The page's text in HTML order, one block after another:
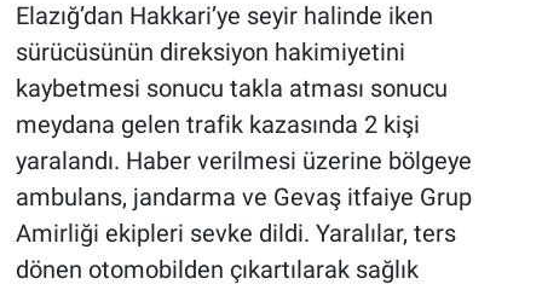
Elazığ’dan Hakkari’ye seyir halinde iken
sürücüsünün direksiyon hakimiyetini
kaybetmesi sonucu takla atması sonucu
meydana gelen trafik kazasında 2 kişi
yaralandı. Haber verilmesi üzerine bölgeye
ambulans, jandarma ve Gevaş itfaiye Grup
Amirliği ekipleri sevke dildi. Yaralılar, ters
dönen otomobilden çıkartılarak sağlık